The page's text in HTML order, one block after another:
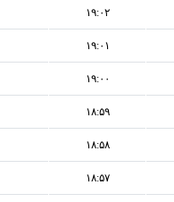
۱۹:۰۲
۱۹:۰۱
۱۹:۰۰
۱۸:۵۹
۱۸:۵۸
۱۸:۵۷